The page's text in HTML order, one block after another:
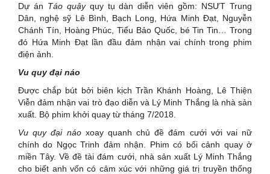
Dự án Táo quậyquy tụ dàn diễn viên gồm: NSƯT Trung
Dân, nghệ sỹ Lê Bình, Bạch Long, Hứa Minh Đạt, Nguyễn
Chánh Tín, Hoàng Phúc, Tiểu Bảo Quốc, bé Tin Tin… Trong
đó Hứa Minh Đạt lần đầu đảm nhận vai chính trong phim
điện ảnh.
Vu quy đại náo
Được chắp bút bởi biên kịch Trần Khánh Hoàng, Lê Thiện
Viễn đảm nhận vai trò đạo diễn và Lý Minh Thắng là nhà sản
xuất. Bộ phim khởi quay từ tháng 7/2018.
Vu quy đại náoxoay quanh chủ đề đám cưới với vai nữ
chính do Ngọc Trinh đảm nhận. Phim có bối cảnh quay ở
miền Tây. Về đề tài đám cưới, nhà sản xuất Lý Minh Thắng
cho biết anh vốn có cảm xúc với những giá trị truyền thống